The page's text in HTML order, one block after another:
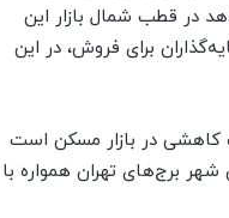
در قطب شمال بازار این
برای فروش، در این
کاهشی در بازار مسکن است
برای سرمایه‌گذاران ناامن شده است. منطقه ۲۲ به‌عنوان شهر برج‌های تهران همواره با